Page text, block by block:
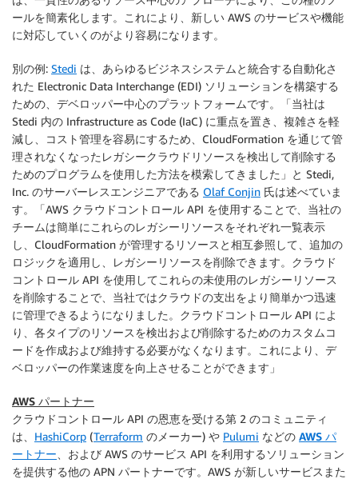
ールを簡素化します。これにより、新しい AWS のサービスや機能
に対応していくのがより容易になります。
別の例: Stedi は、あらゆるビジネスシステムと統合する自動化さ
れた Electronic Data Interchange (EDI) ソリューションを構築する
ための、デベロッパー中心のプラットフォームです。「当社は
Stedi 内の Infrastructure as Code (IaC) に重点を置き、複雑さを軽
減し、コスト管理を容易にするため、 CloudFormation を通じて管
理されなくなったレガシークラウドリソースを検出して削除する
ためのプログラムを使用した方法を模索してきました」と Stedi,
Inc. のサーバーレスエンジニアである Olaf Conjin 氏は述べていま
す。「AWS クラウドコントロール API を使用することで、当社の
チームは簡単にこれらのレガシーリソースをそれぞれ一覧表示
し、 CloudFormation が管理するリソースと相互参照して、追加の
ロジックを適用し、レガシーリソースを削除できます。 クラウド
コントロール API を使用してこれらの未使用のレガシーリソース
を削除することで、当社ではクラウドの支出をより簡単かつ迅速
に管理できるようになりました。 クラウドコントロール API によ
り、各タイプのリソースを検出および削除するためのカスタムコ
ードを作成および維持する必要がなくなります。これにより、デ
ベロッパーの作業速度を向上させることができます」
AWS パートナー
クラウドコントロール API の恩恵を受ける第 2 のコミュニティ
は、 HashiCorp (Terraform のメーカー) や Pulumi などの AWS パ
ートナー 、および AWS のサービス API を利用するソリューション
を提供する他の APN パートナーです。AWS が新しいサービスまた